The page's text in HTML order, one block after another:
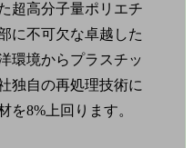
超高分子量ポリエチ
に不可欠な卓越した
環境からプラスチッ
独自の再処理技術に
を8%上回ります。